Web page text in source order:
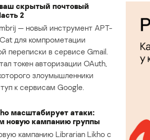
скрытый почтовый
2
— новый инструмент APT-
для компрометации
переписки в сервисе Gmail.
токен авторизации OAuth,
злоумышленники
к сервисам Google.
масштабирует атаки:
новую кампанию группы
кампанию Librarian Likho с